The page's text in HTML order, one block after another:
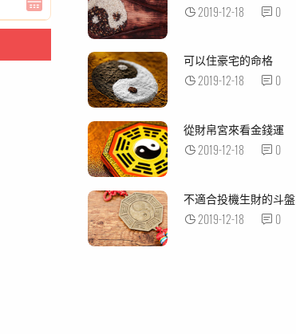
2019-12-18 0
可以住豪宅的命格
2019-12-18 0
從財帛宮來看金錢運
2019-12-18 0
不適合投機生財的斗盤
2019-12-18 0